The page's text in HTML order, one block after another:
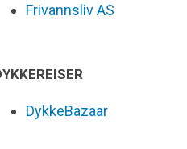
Frivannsliv AS
DykkeBazaar